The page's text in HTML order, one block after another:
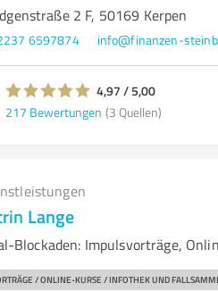
2 F, 50169 Kerpen
6597874 info@finanzen-
4,97 / 5,00
217 Bewertungen (3 Quellen)
Lange
Blockaden: Impulsvorträge,
/ ONLINE-KURSE / INFOTHEK UND